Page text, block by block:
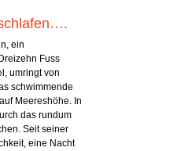
ein
Fuss
umringt von
schwimmende
Meereshöhe. In
das rundum
Seit seiner
eine Nacht